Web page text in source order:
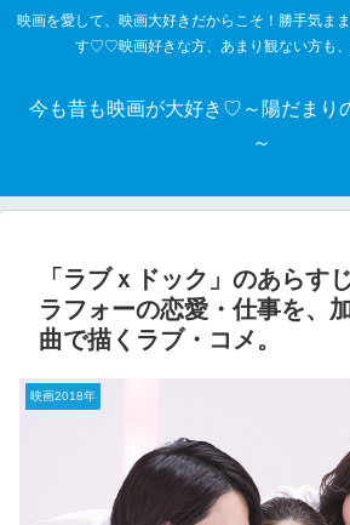
映画を愛して、映画大好きだからこそ！勝手気ま
す♡♡映画好きな方、あまり観ない方も
今も昔も映画が大好き♡～陽だまり
～
「ラブｘドック」のあらす
ラフォーの恋愛・仕事を、
曲で描くラブ・コメ。
映画2018年